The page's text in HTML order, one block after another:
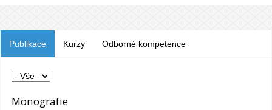
Publikace Kurzy Odborné kompetence
Monografie